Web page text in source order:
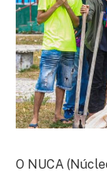
O NUCA